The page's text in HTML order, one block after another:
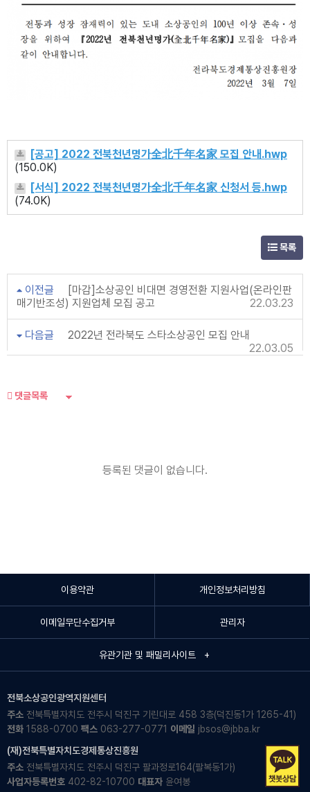
[공고] 2022 전북천년명가全北千年名家 모집 안내.hwp
(150.0K)
[서식] 2022 전북천년명가全北千年名家 신청서 등.hwp
(74.0K)
목록
이전글
[마감]소상공인 비대면 경영전환 지원사업(온라인판
매기반조성) 지원업체 모집 공고
22.03.23
다음글
2022년 전라북도 스타소상공인 모집 안내
22.03.05
댓글목록
등록된 댓글이 없습니다.
이용약관 개인정보처리방침
이메일무단수집거부 관리자
유관기관 및 패밀리사이트 +
전북소상공인광역지원센터
주소 전북특별자치도 전주시 덕진구 기린대로 458 3층(덕진동1가 1265-41)
전화 1588-0700 팩스 063-277-0771 이메일 jbsos@jbba.kr
(재)전북특별자치도경제통상진흥원
주소 전북특별자치도 전주시 덕진구 팔과정로164(팔복동1가)
사업자등록번호 402-82-10700 대표자 윤여봉